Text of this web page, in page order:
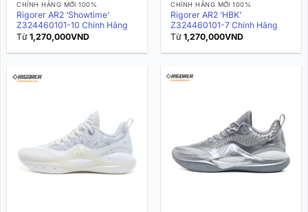
CHÍNH HÃNG MỚI 100%
Rigorer AR2 ‘Showtime’
Z324460101-10 Chính Hãng
Từ1,270,000VND
CHÍNH HÃNG MỚI 100%
Rigorer AR2 ‘HBK’
Z324460101-7 Chính Hãng
Từ1,270,000VND